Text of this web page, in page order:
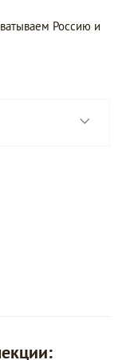
Россию и